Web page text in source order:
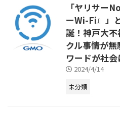
「ヤリサー
ーWi-Fi』」
誕！神戸大
クル事情が
ワードが社
2024/4/14
未分類